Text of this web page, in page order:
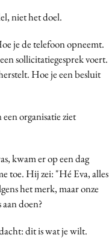
niet het doel.
je de telefoon opneemt.
sollicitatiegesprek voert.
Hoe je een besluit
organisatie ziet
kwam er op een dag
toe. Hij zei: "Hé Eva, alles
het merk, maar onze
doen?
dit is wat je wilt.